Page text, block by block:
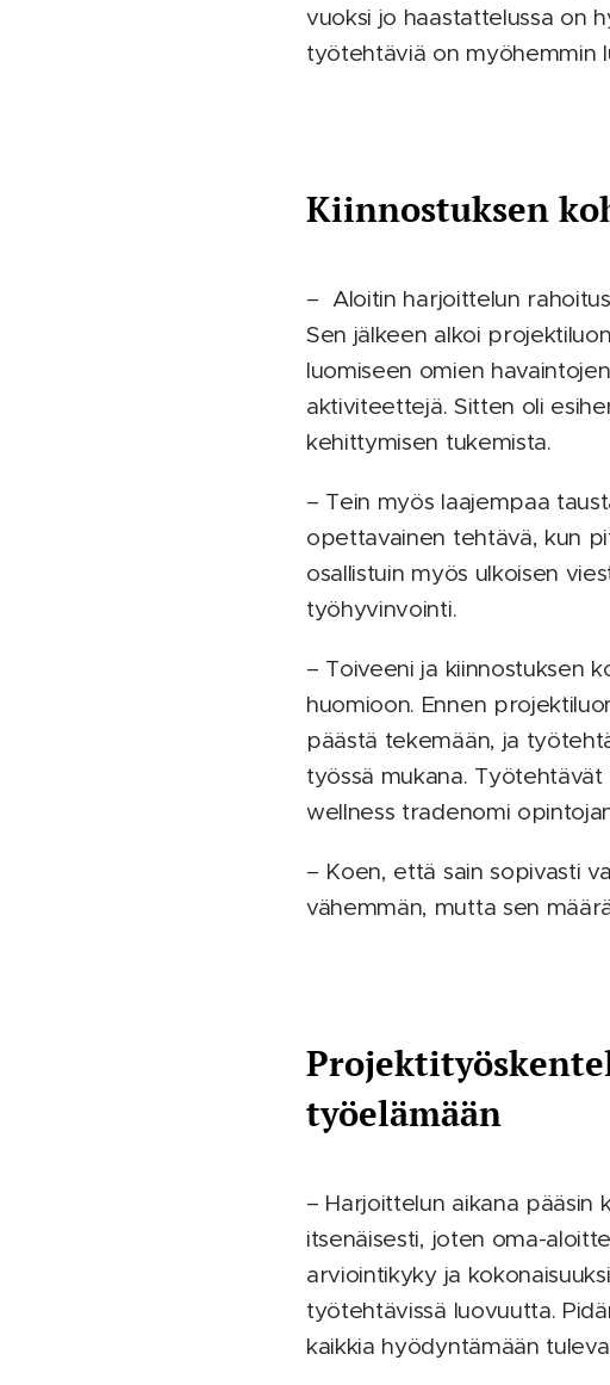
vuoksi jo haastattelussa on
työtehtäviä on myöhemmin
Kiinnostuksen
– Aloitin harjoittelun
Sen jälkeen alkoi
luomiseen omien
aktiviteettejä. Sitten oli
kehittymisen tukemista.
– Tein myös laajempaa
opettavainen tehtävä, kun
osallistuin myös ulkoisen
työhyvinvointi.
– Toiveeni ja kiinnostuksen
huomioon. Ennen
päästä tekemään, ja
työssä mukana.
wellness tradenomi
– Koen, että sain sopivasti
vähemmän, mutta sen
työelämään
– Harjoittelun aikana
itsenäisesti, joten oma-
arviointikyky ja
työtehtävissä luovuutta.
kaikkia hyödyntämään